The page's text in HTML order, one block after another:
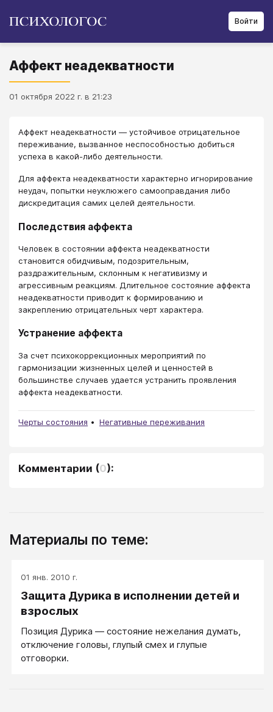
Войти
Аффект неадекватности
01 октября 2022 г. в 21:23
Аффект неадекватности — устойчивое отрицательное
переживание, вызванное неспособностью добиться
успеха в какой-либо деятельности.
Для аффекта неадекватности характерно игнорирование
неудач, попытки неуклюжего самооправдания либо
дискредитация самих целей деятельности.
Последствия аффекта
Человек в состоянии аффекта неадекватности
становится обидчивым, подозрительным,
раздражительным, склонным к негативизму и
агрессивным реакциям. Длительное состояние аффекта
неадекватности приводит к формированию и
закреплению отрицательных черт характера.
Устранение аффекта
За счет психокоррекционных мероприятий по
гармонизации жизненных целей и ценностей в
большинстве случаев удается устранить проявления
аффекта неадекватности.
Черты состояния Негативные переживания
Комментарии (0):
Материалы по теме:
01 янв. 2010 г.
Защита Дурика в исполнении детей и
взрослых
Позиция Дурика — состояние нежелания думать,
отключение головы, глупый смех и глупые
отговорки.